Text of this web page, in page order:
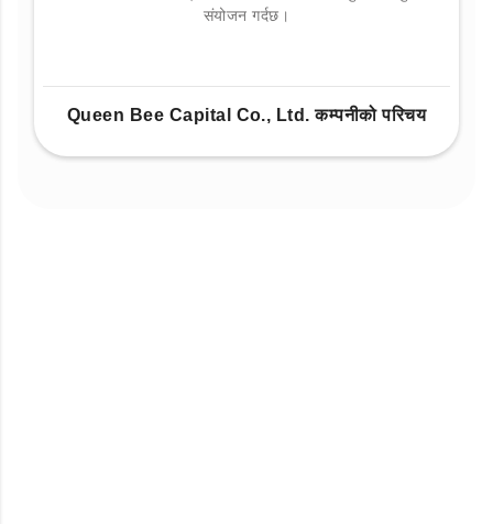
संयोजन गर्दछ।
Queen Bee Capital Co., Ltd. कम्पनीको परिचय